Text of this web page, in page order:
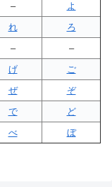
–
よ
れ
ろ
–
–
げ
ご
ぜ
ぞ
で
ど
べ ぼ